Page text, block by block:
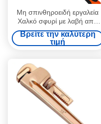
Μη σπινθηροειδή εργαλεία
Χαλκό σφυρί με λαβή από
γυαλί ίνες, μη μαγνητικό,
σφυρηλατημένο, ανθεκτικό
στη διάβρωση,
Βρείτε την καλύτερη
τιμή